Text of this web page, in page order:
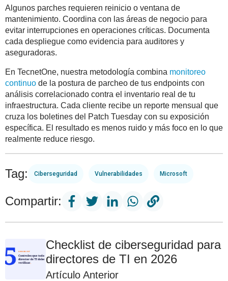
Algunos parches requieren reinicio o ventana de
mantenimiento. Coordina con las áreas de negocio para
evitar interrupciones en operaciones críticas. Documenta
cada despliegue como evidencia para auditores y
aseguradoras.
En TecnetOne, nuestra metodología combina monitoreo
continuo de la postura de parcheo de tus endpoints con
análisis correlacionado contra el inventario real de tu
infraestructura. Cada cliente recibe un reporte mensual que
cruza los boletines del Patch Tuesday con su exposición
específica. El resultado es menos ruido y más foco en lo que
realmente reduce riesgo.
Tag: Ciberseguridad Vulnerabilidades Microsoft
Compartir:
Checklist de ciberseguridad para
directores de TI en 2026
Artículo Anterior